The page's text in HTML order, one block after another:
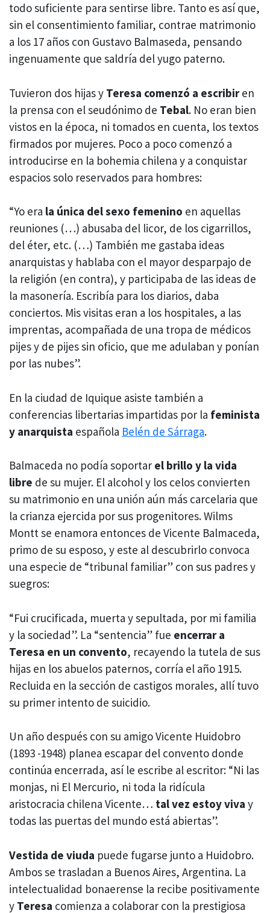
todo suficiente para sentirse libre. Tanto es así que,
sin el consentimiento familiar, contrae matrimonio
a los 17 años con Gustavo Balmaseda, pensando
ingenuamente que saldría del yugo paterno.
Tuvieron dos hijas y Teresa comenzó a escribiren
la prensa con el seudónimo de Tebal. No eran bien
vistos en la época, ni tomados en cuenta, los textos
firmados por mujeres. Poco a poco comenzó a
introducirse en la bohemia chilena y a conquistar
espacios solo reservados para hombres:
“Yo era la única del sexo femenino en aquellas
reuniones (…) abusaba del licor, de los cigarrillos,
del éter, etc. (…) También me gastaba ideas
anarquistas y hablaba con el mayor desparpajo de
la religión (en contra), y participaba de las ideas de
la masonería. Escribía para los diarios, daba
conciertos. Mis visitas eran a los hospitales, a las
imprentas, acompañada de una tropa de médicos
pijes y de pijes sin oficio, que me adulaban y ponían
por las nubes”.
En la ciudad de Iquique asiste también a
conferencias libertarias impartidas por la feminista
y anarquista española Belén de Sárraga.
Balmaceda no podía soportar el brillo y la vida
libre de su mujer. El alcohol y los celos convierten
su matrimonio en una unión aún más carcelaria que
la crianza ejercida por sus progenitores. Wilms
Montt se enamora entonces de Vicente Balmaceda,
primo de su esposo, y este al descubrirlo convoca
una especie de “tribunal familiar” con sus padres y
suegros:
“Fui crucificada, muerta y sepultada, por mi familia
y la sociedad”. La “sentencia” fue encerrar a
Teresa en un convento, recayendo la tutela de sus
hijas en los abuelos paternos, corría el año 1915.
Recluida en la sección de castigos morales, allí tuvo
su primer intento de suicidio.
Un año después con su amigo Vicente Huidobro
(1893 -1948) planea escapar del convento donde
continúa encerrada, así le escribe al escritor: “Ni las
monjas, ni El Mercurio, ni toda la ridícula
aristocracia chilena Vicente… tal vez estoy viva y
todas las puertas del mundo está abiertas”.
Vestida de viuda puede fugarse junto a Huidobro.
Ambos se trasladan a Buenos Aires, Argentina. La
intelectualidad bonaerense la recibe positivamente
y Teresa comienza a colaborar con la prestigiosa